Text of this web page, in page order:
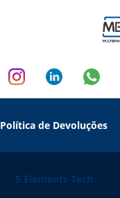
Política de Devoluções
5 Elements Tech